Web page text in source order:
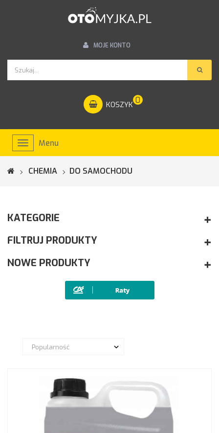
MOJE KONTO
KOSZYK 0
Toggle
navigation
Menu
CHEMIA DO SAMOCHODU
KATEGORIE
FILTRUJ PRODUKTY
NOWE PRODUKTY